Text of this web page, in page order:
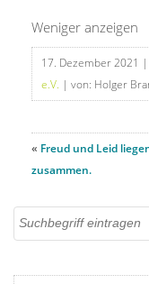
Weniger anzeigen
17. Dezember 2021
e.V. | von: Holger
« Freud und Leid
zusammen.